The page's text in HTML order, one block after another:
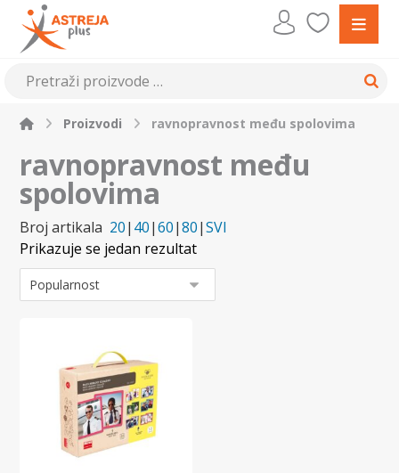
Proizvodi ravnopravnost među spolovima
ravnopravnost među
spolovima
Broj artikala 20| 40|60|80|SVI
Prikazuje se jedan rezultat